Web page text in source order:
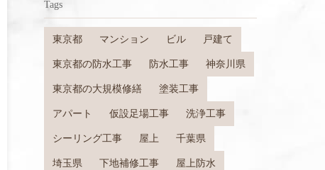
Tags
東京都 マンション ビル 戸建て
東京都の防水工事 防水工事 神奈川県
東京都の大規模修繕 塗装工事
アパート 仮設足場工事 洗浄工事
シーリング工事 屋上 千葉県
埼玉県 下地補修工事 屋上防水